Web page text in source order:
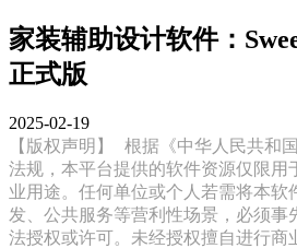
家装辅助设计软件：
正式版
2025-02-19
【版权声明】
根据《中华人民共和
法规，本平台提供的软件资源仅限用
业用途。任何单位或个人若需将本软
发、公共服务等营利性场景，必须事
法授权或许可。未经授权擅自进行商